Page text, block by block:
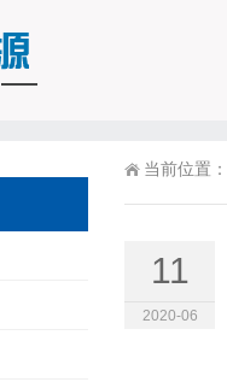
当前位置：
11
2020-06